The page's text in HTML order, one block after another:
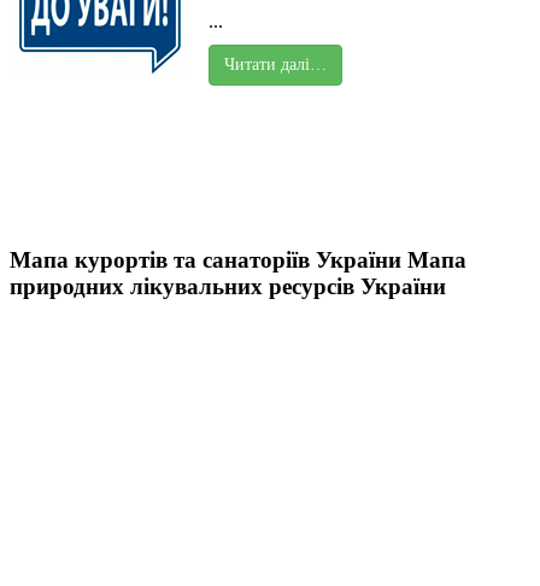
...
Читати далі…
Мапа курортів та санаторіїв України Мапа
природних лікувальних ресурсів України